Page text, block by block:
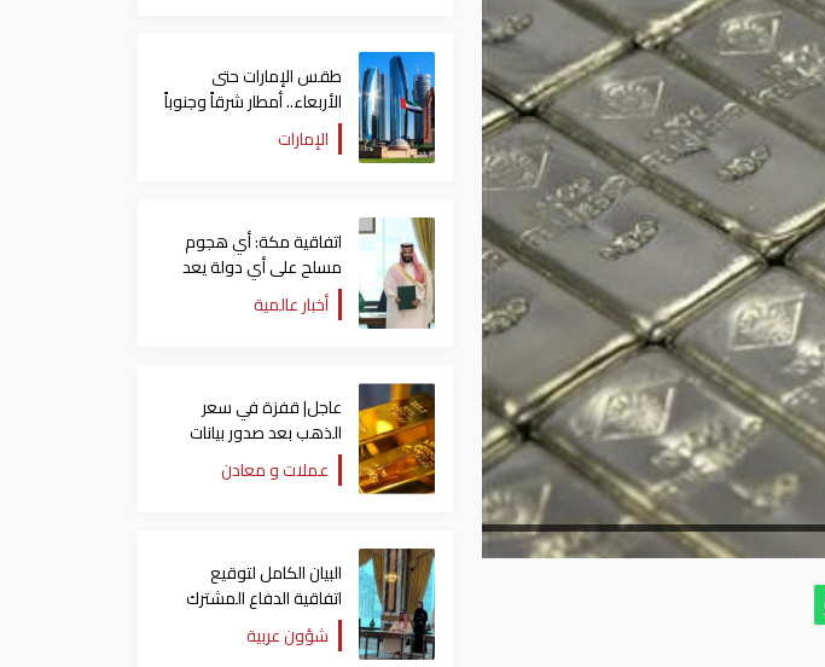
طقس الإمارات حتى
الأربعاء.. أمطار شرقاً وجنوباً
وانخفاض تدريجي للحرارة
الإمارات
اتفاقية مكة: أي هجوم
مسلح على أي دولة يعد
هجوما على الدول الثلاث
جميعا
أخبار عالمية
عاجل| قفزة في سعر
الذهب بعد صدور بيانات
الوظائف الأمريكية
عملات و معادن
البيان الكامل لتوقيع
اتفاقية الدفاع المشترك
بين السعودية وتركيا
وباكستان
شؤون عربية